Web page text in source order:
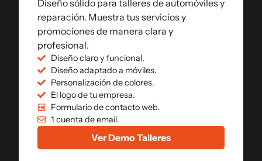
Diseño sólido para talleres de automóviles y
reparación. Muestra tus servicios y
promociones de manera clara y
profesional.
Diseño claro y funcional.
Diseño adaptado a móviles.
Personalización de colores.
El logo de tu empresa.
Formulario de contacto web.
1 cuenta de email.
Ver Demo Talleres